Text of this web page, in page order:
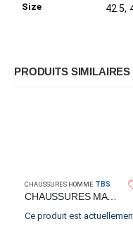
Size 42.5,
PRODUITS SIMILAIRES
CHAUSSURES HOMME TBS
CHAUSSURES MATBOAT
Ce produit est